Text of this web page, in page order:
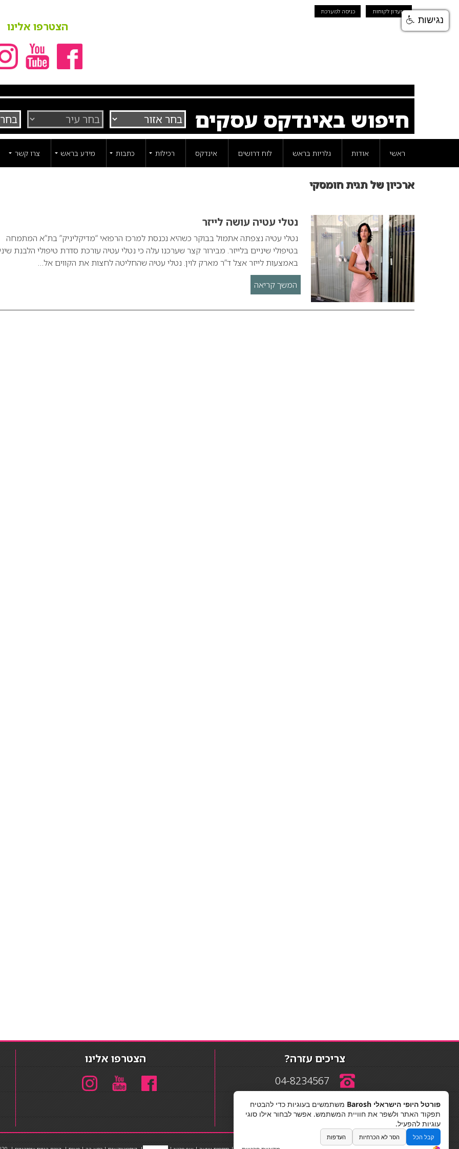
מועדון לקוחות כניסה למערכת
הצטרפו אלינו
חיפוש באינדקס עסקים
ראשי אודות גלריות בראש לוח דרושים אינדקס רכילות כתבות מידע בראש צרו קשר
ארכיון של תגית חומסקי
נטלי עטיה עושה לייזר
נטלי עטיה נצפתה אתמול בבוקר כשהיא נכנסת למרכז הרפואי “מדיקליניק” בת”א המתמחה
בטיפולי שיניים בלייזר. מבירור קצר שערכנו עלה כי נטלי עטיה עורכת סדרת טיפולי הלבנת
באמצעות לייזר אצל ד”ר מארק לוין. נטלי עטיה שהחליטה לחצות את הקווים אל…
המשך קריאה
צריכים עזרה?
04-8234567
info@barosh.co.il
הצטרפו אלינו
פורטל היופי הישראלי Barosh
משתמשים בעוגיות כדי להבטיח
תפקוד האתר ולשפר את חוויית המשתמש. אפשר לבחור אילו סוגי
עוגיות להפעיל.
קבל הכל הסר לא הכרחיות העדפות
נגישות